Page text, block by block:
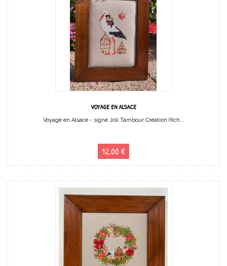
VOYAGE EN ALSACE
Voyage en Alsace - signé Joli Tambour Création (fich...
12,00 €